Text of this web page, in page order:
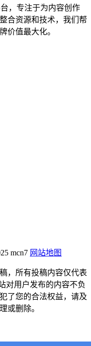
，专注于为内容创作
合资源和技术，我们帮
价值最大化。
mcn7 网站地图
，所有投稿内容仅代表
对用户发布的内容不负
了您的合法权益，请及
或删除。